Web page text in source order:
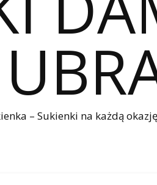
– Sukienki na każdą